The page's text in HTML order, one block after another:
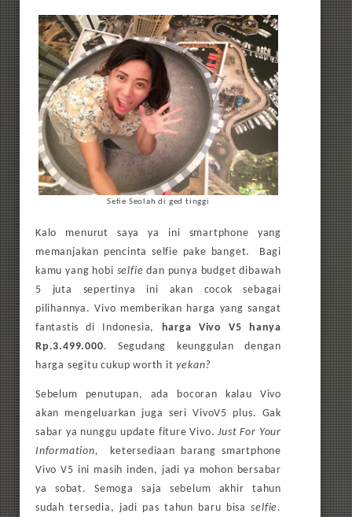
Sefie Seolah di ged tinggi
Kalo menurut saya ya ini smartphone yang
memanjakan pencinta selfie pake banget. Bagi
kamu yang hobi selfiedan punya budget dibawah
5 juta sepertinya ini akan cocok sebagai
pilihannya. Vivo memberikan harga yang sangat
fantastis di Indonesia,
harga Vivo V5
hanya
Rp.3.499.000. Segudang keunggulan dengan
harga segitu cukup worth ityekan?
Sebelum penutupan, ada bocoran kalau Vivo
akan mengeluarkan juga seri VivoV5 plus. Gak
sabar ya nunggu update fiture Vivo.Just For Your
Information,
ketersediaan barang smartphone
Vivo V5 ini masih inden, jadi ya mohon bersabar
ya sobat. Semoga saja sebelum akhir tahun
sudah tersedia, jadi pas tahun baru bisaselfie.